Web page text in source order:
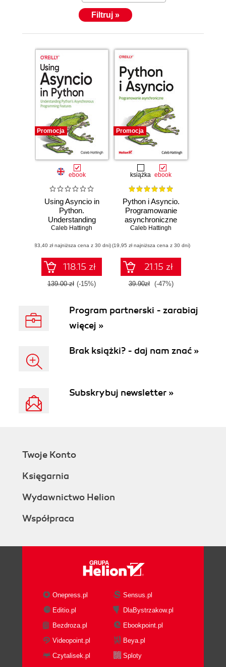
Filtruj »
Promocja
ebook
Using Asyncio in
Python.
Understanding
Python's
Programming
Features
Caleb Hattingh
(83,40 zł najniższa cena z 30 dni)
118.15 zł
139.00 zł (-15%)
Promocja
książka ebook
Python i Asyncio.
Programowanie
asynchroniczne
Caleb Hattingh
(19,95 zł najniższa cena z 30 dni)
21.15 zł
39.90zł (-47%)
Program partnerski - zarabiaj
więcej »
Brak książki? - daj nam znać »
Subskrybuj newsletter »
Twoje Konto
Księgarnia
Wydawnictwo Helion
Współpraca
Onepress.pl
Sensus.pl
Editio.pl
DlaBystrzakow.pl
Bezdroza.pl
Ebookpoint.pl
Videopoint.pl
Beya.pl
Czytalisek.pl
Sploty